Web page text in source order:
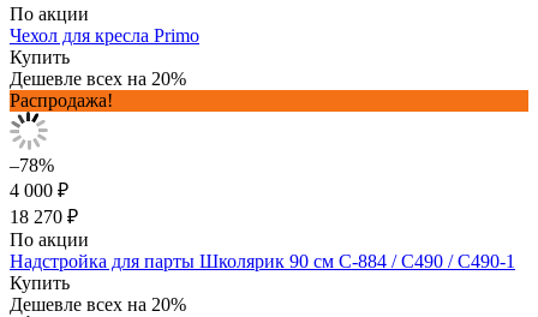
По акции
Чехол для кресла Primo
Купить
Дешевле всех на 20%
Распродажа!
–78%
4 000 ₽
18 270 ₽
По акции
Надстройка для парты Школярик 90 см С-884 / С490 / С490-1
Купить
Дешевле всех на 20%